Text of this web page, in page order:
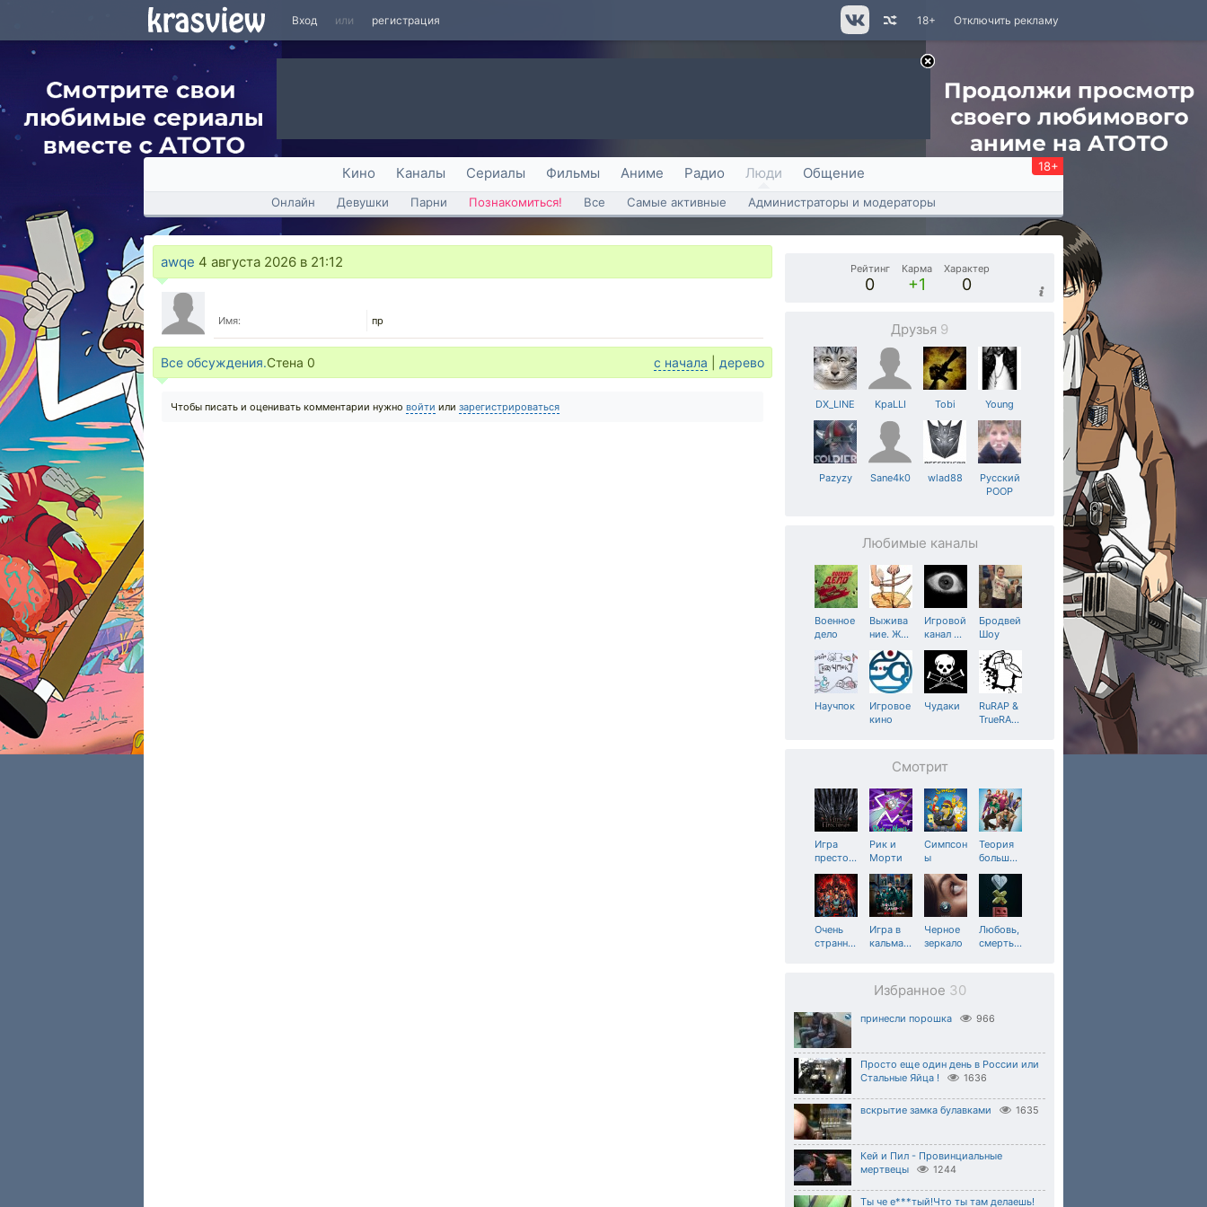
Вход или регистрация Отключить рекламу
18+
Кино Каналы Сериалы Фильмы Аниме Радио Люди Общение 18+
Онлайн Девушки Парни Познакомиться! Все Самые активные Администраторы и модераторы
awqe 4 августа 2026 в 21:12
Имя: пр
Все обсуждения.Стена 0 с начала дерево
Чтобы писать и оценивать комментарии нужно войти или зарегистрироваться
Рейтинг
0
Карма
+1
Характер
0
Друзья 9
DX_LINE KpaLLI Tobi Young
Pazyzy Sane4k0 wlad88
Русский
POOP
Любимые каналы
Военное
дело
Выжива
ние. Ж…
Игровой
канал …
Бродвей
Шоу
Научпок
Игровое
кино
Чудаки
RuRAP &
TrueRA…
Смотрит
Игра
престо…
Рик и
Морти
Симпсон
ы
Теория
больш…
Очень
странн…
Игра в
кальма…
Черное
зеркало
Любовь,
смерть…
Избранное 30
принесли порошка 966
Просто еще один день в России или
Стальные Яйца !
1636
вскрытие замка булавками 1635
Кей и Пил - Провинциальные
мертвецы
1244
Ты че е***тый!Что ты там делаешь!